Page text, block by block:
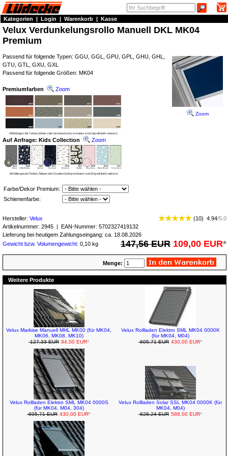
Kategorien | Login | Warenkorb | Kasse
Velux Verdunkelungsrollo Manuell DKL MK04
Premium
Zoom
Passend für folgende Typen: GGU, GGL, GPU, GPL, GHU, GHL,
GTU, GTL, GXU, GXL
Passend für folgende Größen: MK04
Premiumfarben Zoom
Auf Anfrage: Kids Collection Zoom
Farbe/Dekor Premium:
Schienenfarbe:
Hersteller: Velux (10) 4.94/5.0
Artikelnummer: 2945 | EAN-Nummer: 5702327419132
Lieferung bei heutigem Zahlungseingang: ca. 18.08.2026
Gewicht bzw. Volumengewicht: 0,10 kg 147,56 EUR 109,00 EUR*
Menge:
Weitere Produkte
Velux Markise Manuell MHL MK00 (für MK04,
MK06, MK08, MK10)
127,33 EUR 94,00 EUR*
Velux Rollladen Elektro SML MK04 0000K
(für MK04, M04)
605,71 EUR 430,00 EUR*
Velux Rollladen Elektro SML MK04 0000S
(für MK04, M04, 304)
605,71 EUR 430,00 EUR*
Velux Rollladen Solar SSL MK04 0000K (für
MK04, M04)
828,24 EUR 588,00 EUR*